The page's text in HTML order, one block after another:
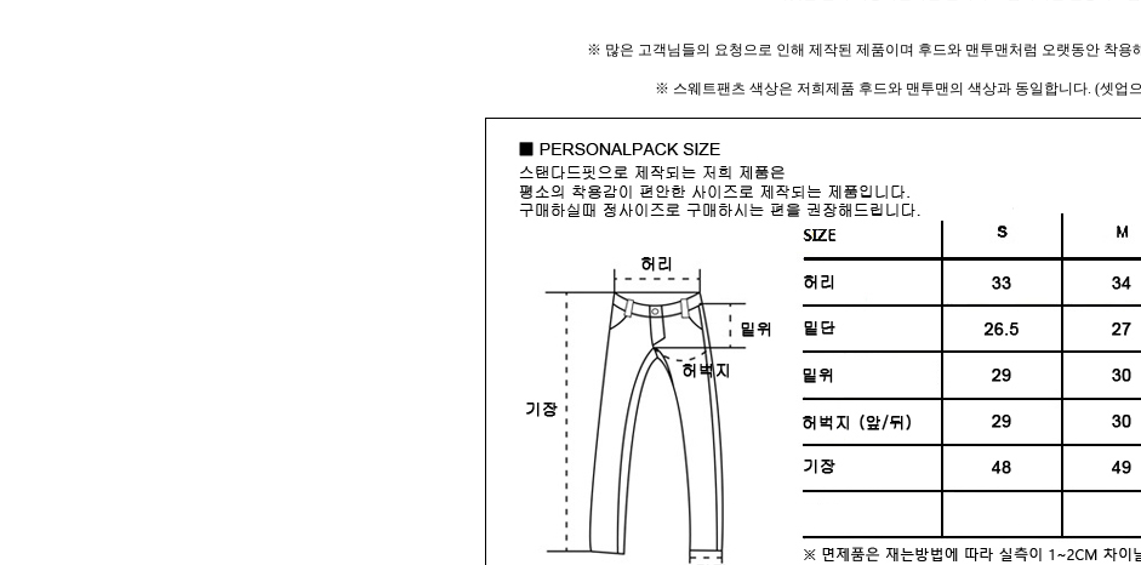
※ 많은 고객님들의 요청으로 인해 제작된 제품이며 후드와 맨투맨처럼 오랫동안 착용
※ 스웨트팬츠 색상은 저희제품 후드와 맨투맨의 색상과 동일합니다. (셋업